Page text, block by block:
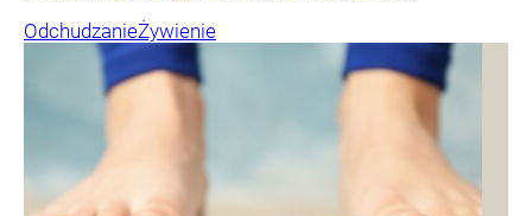
OdchudzanieŻywienie